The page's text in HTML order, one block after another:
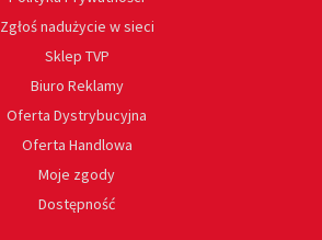
Zgłoś nadużycie w sieci
Sklep TVP
Biuro Reklamy
Oferta Dystrybucyjna
Oferta Handlowa
Moje zgody
Dostępność